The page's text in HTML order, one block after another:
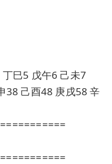
巳5 戊午6 己未7
38 己酉48 庚戌58 辛